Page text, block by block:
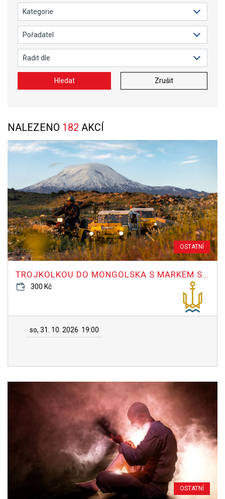
Hledat Zrušit
NALEZENO 182 AKCÍ
OSTATNÍ
TROJKOLKOU DO MONGOLSKA S MARKEM SLOBODNÍKEM
300 Kč
so, 31. 10. 2026 19:00
OSTATNÍ